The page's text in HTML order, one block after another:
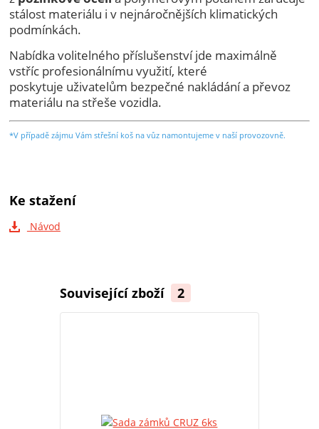
stálost materiálu i v nejnáročnějších klimatických
podmínkách.
Nabídka volitelného příslušenství jde maximálně
vstříc profesionálnímu využití, které
poskytuje uživatelům bezpečné nakládání a převoz
materiálu na střeše vozidla.
*V případě zájmu Vám střešní koš na vůz namontujeme v naší provozovně.
Ke stažení
Návod
Související zboží 2